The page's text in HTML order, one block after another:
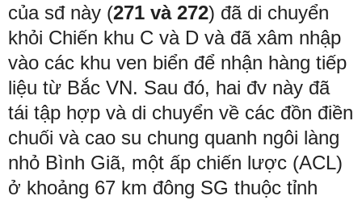
của sđ này (271 và 272) đã di chuyển
khỏi Chiến khu C và D và đã xâm nhập
vào các khu ven biển để nhận hàng tiếp
liệu từ Bắc VN. Sau đó, hai đv này đã
tái tập hợp và di chuyển về các đồn điền
chuối và cao su chung quanh ngôi làng
nhỏ Bình Giã, một ấp chiến lược (ACL)
ở khoảng 67 km đông SG thuộc tỉnh